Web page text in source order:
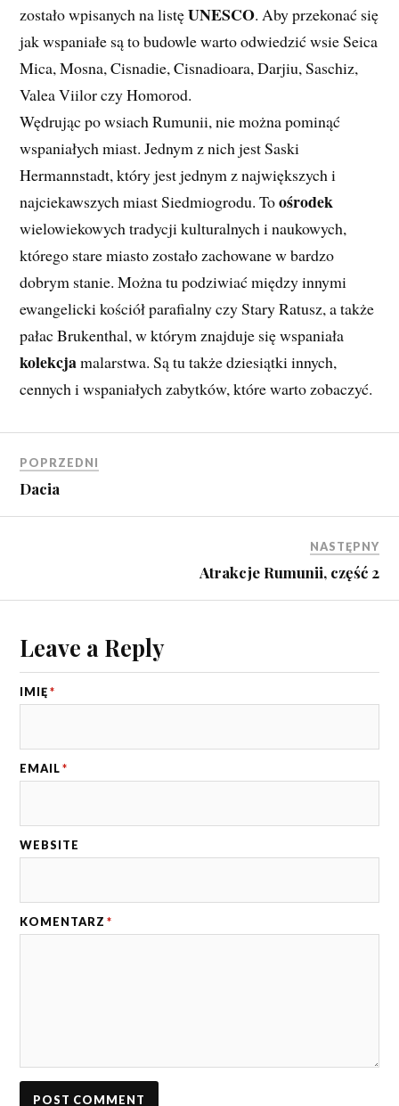
zostało wpisanych na listęUNESCO. Aby przekonać się
jak wspaniałe są to budowle warto odwiedzić wsie Seica
Mica, Mosna, Cisnadie, Cisnadioara, Darjiu, Saschiz,
Valea Viilor czy Homorod.
Wędrując po wsiach Rumunii, nie można pominąć
wspaniałych miast. Jednym z nich jest Saski
Hermannstadt, który jest jednym z największych i
najciekawszych miast Siedmiogrodu. Toośrodek
wielowiekowych tradycji kulturalnych i naukowych,
którego stare miasto zostało zachowane w bardzo
dobrym stanie. Można tu podziwiać między innymi
ewangelicki kościół parafialny czy Stary Ratusz, a także
pałac Brukenthal, w którym znajduje się wspaniała
kolekcjamalarstwa. Są tu także dziesiątki innych,
cennych i wspaniałych zabytków, które warto zobaczyć.
POPRZEDNI
Dacia
NASTĘPNY
Atrakcje Rumunii, część 2
Leave a Reply
IMIĘ *
EMAIL *
WEBSITE
KOMENTARZ *